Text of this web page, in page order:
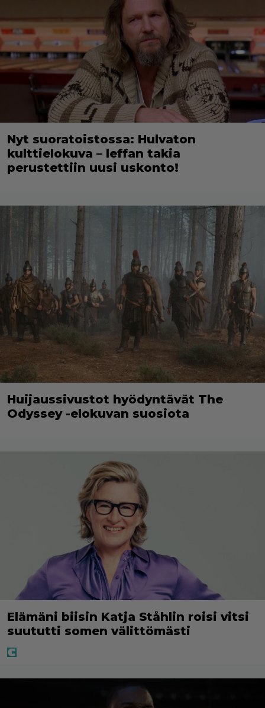
Nyt suoratoistossa: Hulvaton
kulttielokuva – leffan takia
perustettiin uusi uskonto!
Huijaussivustot hyödyntävät The
Odyssey -elokuvan suosiota
Elämäni biisin Katja Ståhlin roisi vitsi
suututti somen välittömästi